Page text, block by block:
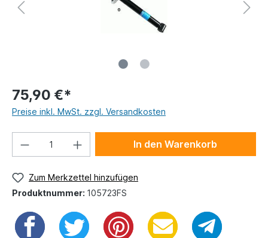
75,90 €*
Preise inkl. MwSt. zzgl. Versandkosten
In den Warenkorb
Zum Merkzettel hinzufügen
Produktnummer: 105723FS